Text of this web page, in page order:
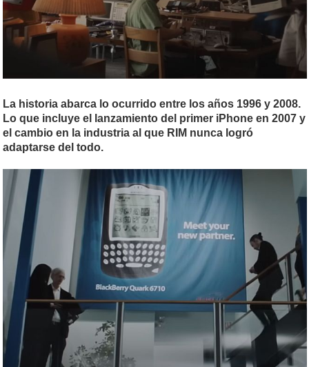
La historia abarca lo ocurrido entre los años 1996 y 2008.
Lo que incluye el lanzamiento del primer iPhone en 2007 y
el cambio en la industria al que RIM nunca logró
adaptarse del todo.